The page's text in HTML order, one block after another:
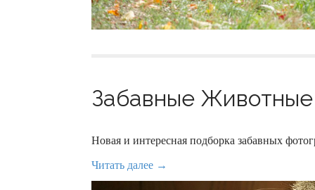
Забавные Животные
Новая и интересная подборка забавных
Читать далее →